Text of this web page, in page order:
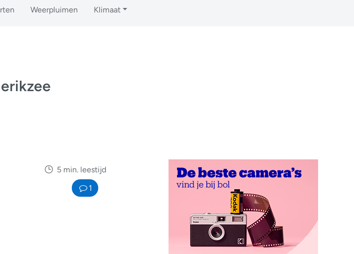
Weerpluimen Klimaat
5 min. leestijd
1